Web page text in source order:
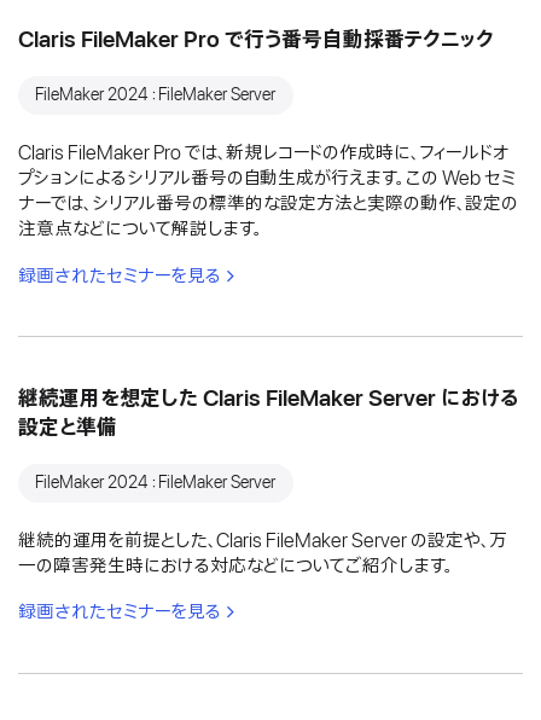
Claris FileMaker Pro で行う番号自動採番テクニック
FileMaker 2024：FileMaker Server
Claris FileMaker Pro では、新規レコードの作成時に、フィールドオ
プションによるシリアル番号の自動生成が行えます。この Web セミ
ナーでは、シリアル番号の標準的な設定方法と実際の動作、設定の
注意点などについて解説します。
録画されたセミナーを見る
継続運用を想定した Claris FileMaker Server における
設定と準備
FileMaker 2024：FileMaker Server
継続的運用を前提とした、Claris FileMaker Server の設定や、万
一の障害発生時における対応などについてご紹介します。
録画されたセミナーを見る